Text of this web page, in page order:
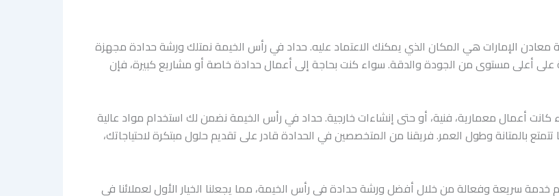
الإمارات هي المكان الذي يمكنك الاعتماد عليه. حداد في رأس الخيمة نمتلك ورشة حدادة مجهزة
على أعلى مستوى من الجودة والدقة. سواء كنت بحاجة إلى أعمال حدادة خاصة أو مشاريع كبيرة، فإن
أعمال معمارية، فنية، أو حتى إنشاءات خارجية. حداد في رأس الخيمة نضمن لك استخدام مواد عالية
بالمتانة وطول العمر. فريقنا من المتخصصين في الحدادة قادر على تقديم حلول مبتكرة لاحتياجاتك،
سريعة وفعالة من خلال أفضل ورشة حدادة في رأس الخيمة، مما يجعلنا الخيار الأول لعملائنا في